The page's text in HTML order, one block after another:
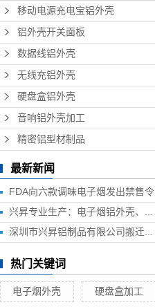
移动电源充电宝铝外壳
铝外壳开关面板
数据线铝外壳
无线充铝外壳
硬盘盒铝外壳
音响铝外壳加工
精密铝型材制品
最新新闻
FDA向六款调味电子烟发出禁售令
兴昇专业生产：电子烟铝外壳、电子烟外壳、HUB铝外壳、移动电源外壳、无线充铝外壳等铝制品外壳
深圳市兴昇铝制品有限公司搬迁联络函
热门关键词
电子烟外壳 硬盘盒加工